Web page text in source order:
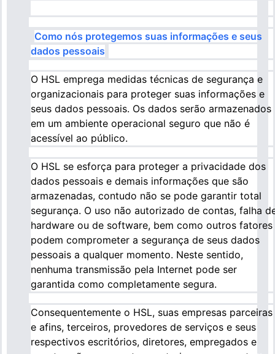
Como nós protegemos suas informações e seus
dados pessoais
O HSL emprega medidas técnicas de segurança e
organizacionais para proteger suas informações e
seus dados pessoais. Os dados serão armazenados
em um ambiente operacional seguro que não é
acessível ao público.
O HSL se esforça para proteger a privacidade dos
dados pessoais e demais informações que são
armazenadas, contudo não se pode garantir total
segurança. O uso não autorizado de contas, falha
hardware ou de software, bem como outros fatores
podem comprometer a segurança de seus dados
pessoais a qualquer momento. Neste sentido,
nenhuma transmissão pela Internet pode ser
garantida como completamente segura.
Consequentemente o HSL, suas empresas parceiras
e afins, terceiros, provedores de serviços e seus
respectivos escritórios, diretores, empregados e